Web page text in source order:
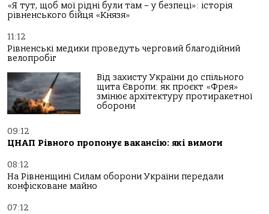
«Я тут, щоб мої рідні були там – у безпеці»: історія
рівненського бійця «Князя»
11:12
Рівненські медики проведуть черговий благодійний
велопробіг
Від захисту України до спільного
щита Європи: як проєкт «Фрея»
змінює архітектуру протиракетної
оборони
09:12
ЦНАП Рівного пропонує вакансію: які вимоги
08:12
На Рівненщині Силам оборони України передали
конфісковане майно
07:12